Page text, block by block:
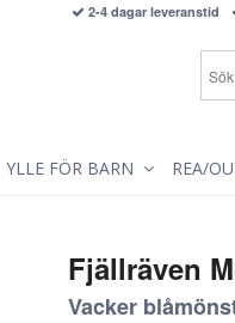
Fjällräven
Vacker
2-4 dagar leveranstid
YLLE FÖR BARN REA/